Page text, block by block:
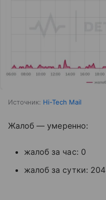
Источник: Hi-Tech Mail
Жалоб — умеренно:
жалоб за час: 0
жалоб за сутки: 204